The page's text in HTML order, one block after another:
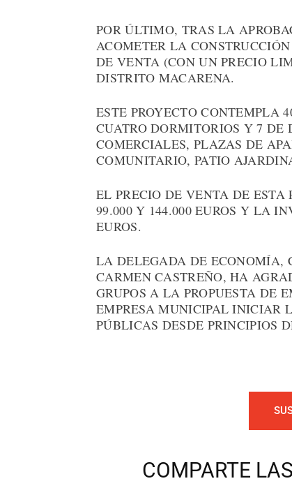
POR ÚLTIMO, TRAS LA
ACOMETER LA
DE VENTA (CON UN PRECIO
DISTRITO MACARENA.
ESTE PROYECTO CONTEMPLA
CUATRO DORMITORIOS Y 7 DE
COMERCIALES, PLAZAS DE
COMUNITARIO, PATIO
EL PRECIO DE VENTA DE ESTA
99.000 Y 144.000 EUROS Y LA
EUROS.
LA DELEGADA DE ECONOMÍA,
CARMEN CASTREÑO, HA
GRUPOS A LA PROPUESTA DE
EMPRESA MUNICIPAL INICIAR
PÚBLICAS DESDE PRINCIPIOS
COMPARTE